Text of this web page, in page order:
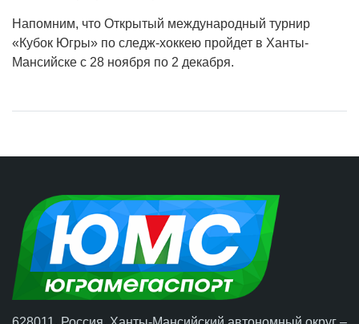
Напомним, что Открытый международный турнир
«Кубок Югры» по следж-хоккею пройдет в Ханты-
Мансийске с 28 ноября по 2 декабря.